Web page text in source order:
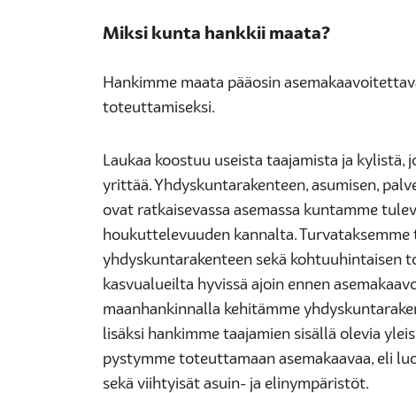
Miksi kunta hankkii maata?
Hankimme maata pääosin
toteuttamiseksi.
Laukaa koostuu useista taajamista ja kylistä,
yrittää. Yhdyskuntarakenteen, asumisen,
ovat ratkaisevassa asemassa kuntamme
houkuttelevuuden kannalta.
yhdyskuntarakenteen sekä kohtuuhintaisen
kasvualueilta hyvissä ajoin ennen
maanhankinnalla kehitämme
lisäksi hankimme taajamien sisällä olevia
pystymme toteuttamaan asemakaavaa, eli
sekä viihtyisät asuin- ja elinympäristöt.